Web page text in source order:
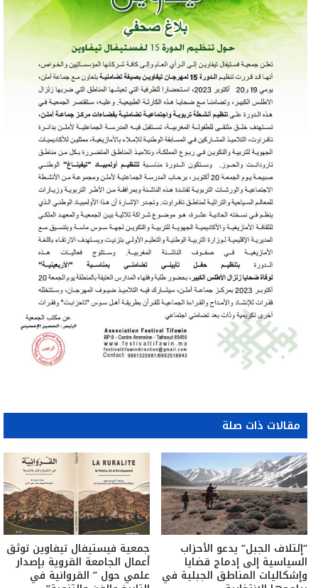
مقالات ذات صلة
“إئتلاف الجبل” يدعو الأحزاب
السياسية إلى إدماج قضايا
وإشكاليات المناطق الجبلية في
جمعية فيستيفال تيفاوين توثق
أعمال الجامعة القروية بإصدار
علمي حول ” القروانية في